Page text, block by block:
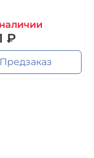
₽
Предзаказ